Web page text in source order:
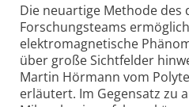
Die neuartige Methode des
Forschungsteams
elektromagnetische
über große Sichtfelder
Martin Hörmann vom
erläutert. Im Gegensatz zu